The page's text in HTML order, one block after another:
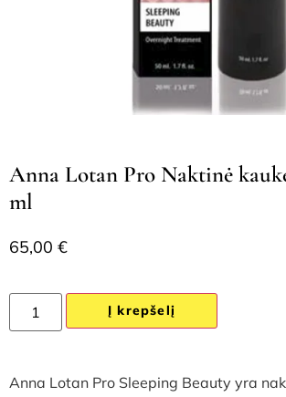
Anna Lotan Pro Naktinė
ml
65,00 €
Į krepšelį
Anna Lotan Pro Sleeping Beauty yra